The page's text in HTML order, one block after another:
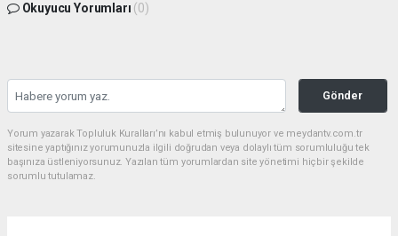
Okuyucu Yorumları (0)
Gönder
Yorum yazarak Topluluk Kuralları’nı kabul etmiş bulunuyor ve meydantv.com.tr
sitesine yaptığınız yorumunuzla ilgili doğrudan veya dolaylı tüm sorumluluğu tek
başınıza üstleniyorsunuz. Yazılan tüm yorumlardan site yönetimi hiçbir şekilde
sorumlu tutulamaz.